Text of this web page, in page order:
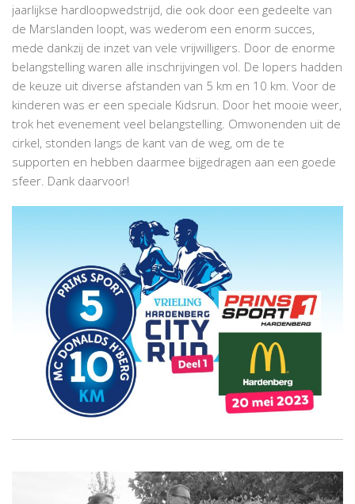
jaarlijkse hardloopwedstrijd, die ook door een gedeelte van
de Marslanden loopt, was wederom een enorm succes,
mede dankzij de inzet van vele vrijwilligers. Door de enorme
belangstelling waren alle inschrijvingen vol. De lopers hadden
de keuze uit diverse afstanden van 5 km en 10 km. Voor de
kinderen was er een speciale Kidsrun. Door het mooie weer,
trok het evenement veel belangstelling. Omwonenden uit de
cirkel, stonden langs de kant van de weg, om de te
supporten en hebben daarmee bijgedragen aan een goede
sfeer. Dank daarvoor!